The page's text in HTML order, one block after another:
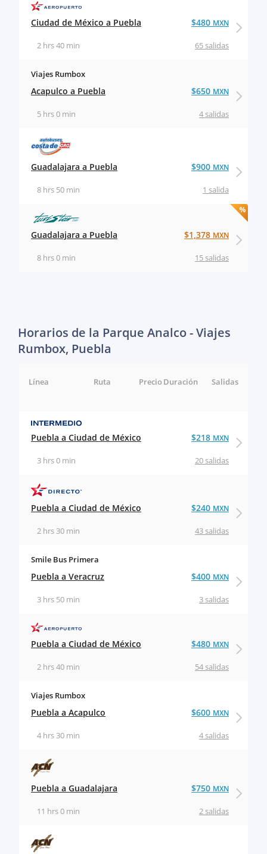
Ciudad de México a Puebla
65 salidas
2 hrs 40 min
$480 MXN
Viajes Rumbox
Acapulco a Puebla
4 salidas
5 hrs 0 min
$650 MXN
Guadalajara a Puebla
1 salida
8 hrs 50 min
$900 MXN
Guadalajara a Puebla
15 salidas
8 hrs 0 min
$1,378 MXN
Horarios de la Parque Analco - Viajes
Rumbox, Puebla
Línea Ruta Salidas
Duración
Precio
Puebla a Ciudad de México
20 salidas
3 hrs 0 min
$218 MXN
Puebla a Ciudad de México
43 salidas
2 hrs 30 min
$240 MXN
Smile Bus Primera
Puebla a Veracruz
3 salidas
3 hrs 50 min
$400 MXN
Puebla a Ciudad de México
54 salidas
2 hrs 40 min
$480 MXN
Viajes Rumbox
Puebla a Acapulco
4 salidas
4 hrs 30 min
$600 MXN
Puebla a Guadalajara
2 salidas
11 hrs 0 min
$750 MXN